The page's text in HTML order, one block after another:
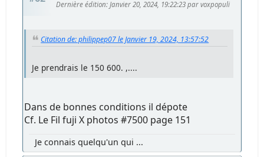
Dernière édition: Janvier 20, 2024, 19:22:23 par voxpopuli
Citation de: philippep07 le Janvier 19, 2024, 13:57:52
Je prendrais le 150 600. ,....
Dans de bonnes conditions il dépote
Cf. Le Fil fuji X photos #7500 page 151
Je connais quelqu'un qui ...